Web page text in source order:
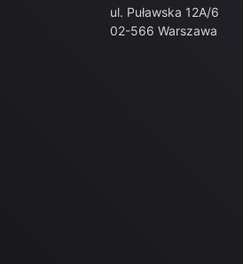
ul. Puławska 12A/6
02-566 Warszawa